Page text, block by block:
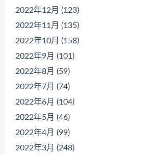
2022年12月 (123)
2022年11月 (135)
2022年10月 (158)
2022年9月 (101)
2022年8月 (59)
2022年7月 (74)
2022年6月 (104)
2022年5月 (46)
2022年4月 (99)
2022年3月 (248)